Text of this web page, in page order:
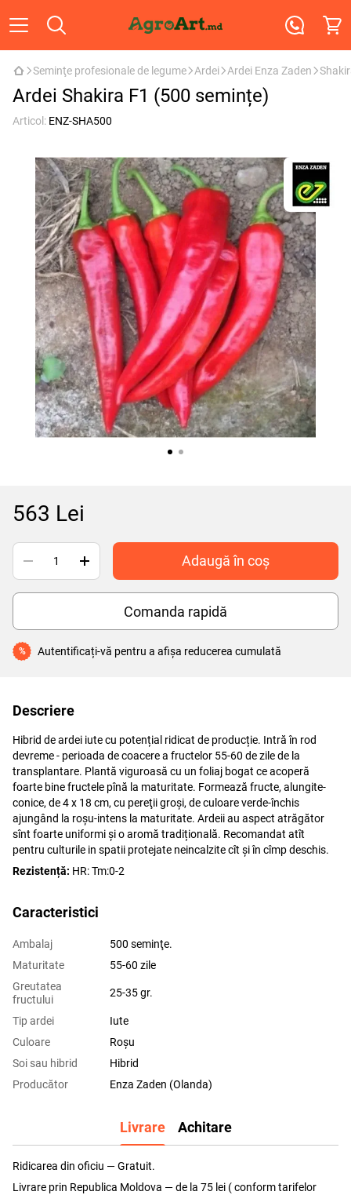
Seminţe profesionale de legume Ardei Ardei Enza Zaden
Ardei Shakira F1 (500 semințe)
Articol: ENZ-SHA500
563 Lei
Adaugă în coș
Comanda rapidă
% Autentificați-vă pentru a afișa reducerea cumulată
Descriere
Hibrid de ardei iute cu potențial ridicat de producție. Intră în rod
devreme - perioada de coacere a fructelor 55-60 de zile de la
transplantare. Plantă viguroasă cu un foliaj bogat ce acoperă
foarte bine fructele pînă la maturitate. Formează fructe, alungite-
conice, de 4 x 18 cm, cu pereţii groşi, de culoare verde-închis
ajungând la roşu-intens la maturitate. Ardeii au aspect atrăgător
sînt foarte uniformi şi o aromă tradițională. Recomandat atît
pentru culturile in spatii protejate neincalzite cît şi în cîmp deschis.
Rezistență: HR: Tm:0-2
Caracteristici
Ambalaj
500 seminţe.
Maturitate
55-60 zile
Greutatea
fructului
25-35 gr.
Tip ardei
Iute
Culoare
Roșu
Soi sau hibrid
Hibrid
Producător
Enza Zaden (Olanda)
Livrare Achitare
Ridicarea din oficiu — Gratuit.
Livrare prin Republica Moldova — de la 75 lei ( conform tarifelor